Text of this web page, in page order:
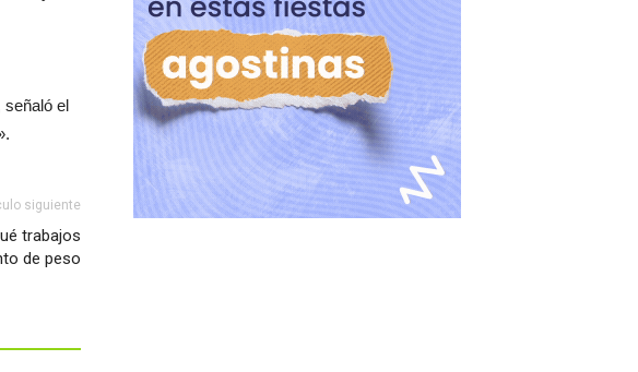
señaló el
siguiente
trabajos
de peso